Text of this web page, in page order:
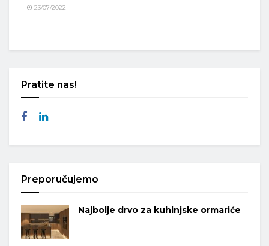
23/07/2022
Pratite nas!
Preporučujemo
Najbolje drvo za kuhinjske ormariće